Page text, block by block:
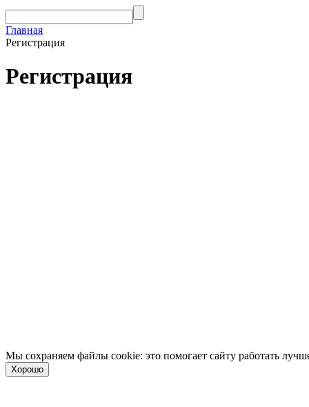
Главная
Регистрация
Регистрация
Мы сохраняем файлы cookie: это помогает сайту работать
Хорошо